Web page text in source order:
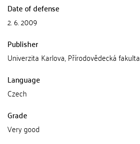
Date of defense
2. 6. 2009
Publisher
Univerzita Karlova, Přírodovědecká fakulta
Language
Czech
Grade
Very good